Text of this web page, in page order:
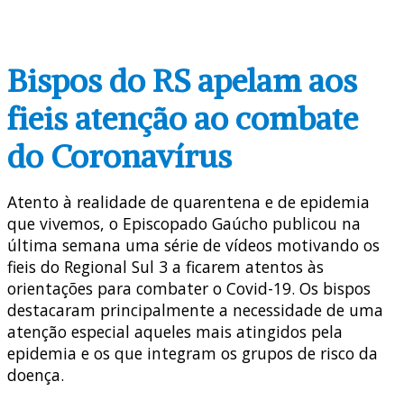
Bispos do RS apelam aos
fieis atenção ao combate
do Coronavírus
Atento à realidade de quarentena e de epidemia
que vivemos, o Episcopado Gaúcho publicou na
última semana uma série de vídeos motivando os
fieis do Regional Sul 3 a ficarem atentos às
orientações para combater o Covid-19. Os bispos
destacaram principalmente a necessidade de uma
atenção especial aqueles mais atingidos pela
epidemia e os que integram os grupos de risco da
doença.